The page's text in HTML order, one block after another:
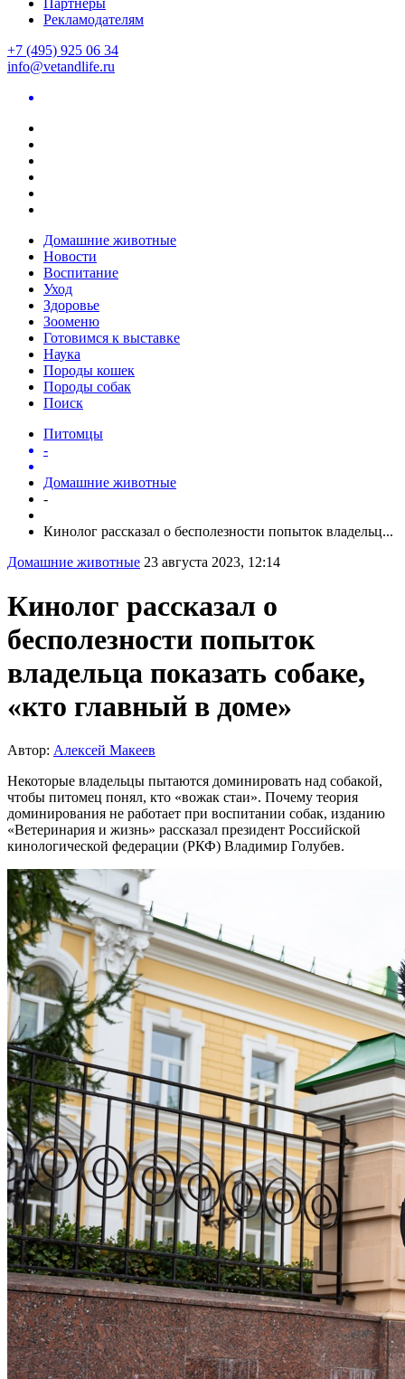
Рекламодателям
+7 (495) 925 06 34
info@vetandlife.ru
Домашние животные
Новости
Воспитание
Уход
Здоровье
Зооменю
Готовимся к выставке
Наука
Породы кошек
Породы собак
Поиск
Питомцы
-
Домашние животные
-
Кинолог рассказал о бесполезности попыток владельц...
Домашние животные 23 августа 2023, 12:14
Кинолог рассказал о
бесполезности попыток
владельца показать собаке,
«кто главный в доме»
Автор: Алексей Макеев
Некоторые владельцы пытаются доминировать над собакой,
чтобы питомец понял, кто «вожак стаи». Почему теория
доминирования не работает при воспитании собак, изданию
«Ветеринария и жизнь» рассказал президент Российской
кинологической федерации (РКФ) Владимир Голубев.